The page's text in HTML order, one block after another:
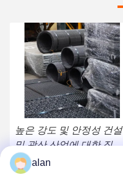
높은 강도 및 안정성 건설
및 광산 산업에 대한 직물
철 크림 스크린
가장 좋은 가격 을 구하라
alan